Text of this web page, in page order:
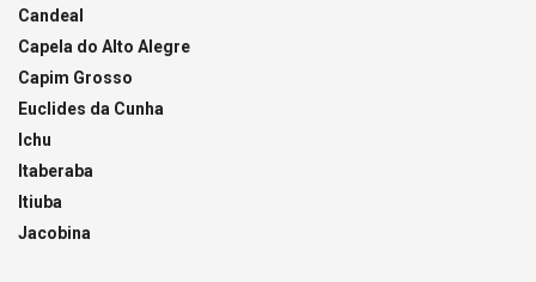
Candeal
Capela do Alto Alegre
Capim Grosso
Euclides da Cunha
Ichu
Itaberaba
Itiuba
Jacobina